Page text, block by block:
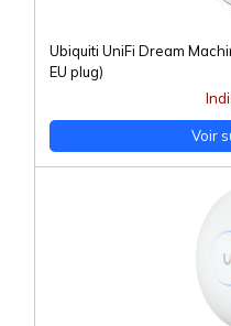
Ubiquiti UniFi Dream
EU plug)
Voir